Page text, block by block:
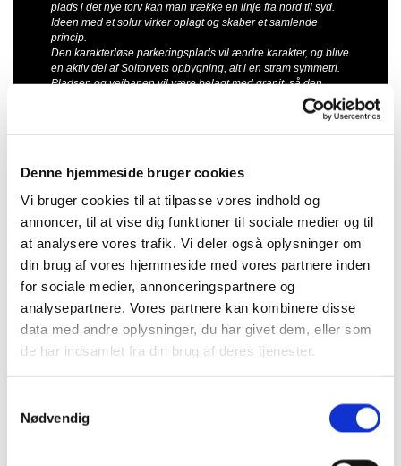
Denne hjemmeside bruger cookies
Vi bruger cookies til at tilpasse vores indhold og
annoncer, til at vise dig funktioner til sociale medier og til
at analysere vores trafik. Vi deler også oplysninger om
din brug af vores hjemmeside med vores partnere inden
for sociale medier, annonceringspartnere og
analysepartnere. Vores partnere kan kombinere disse
data med andre oplysninger, du har givet dem, eller som
de har indsamlet fra din brug af deres tjenester.
Nødvendig
plads i det nye torv kan man trække en linje fra nord til syd.
Ideen med et solur virker oplagt og skaber et samlende
princip.
Den karakterløse parkeringsplads vil ændre karakter, og blive
en aktiv del af Soltorvets opbygning, alt i en stram symmetri.
Pladsen og vejbanen vil være belagt med granit, så den
kørende trafik er klar over, man bevæger sig ind på et torv.
Solurets inderste halvcirkel er opholdsstedet, løftet mod nord.
Claus Ørntoft
PROCES GALLERI